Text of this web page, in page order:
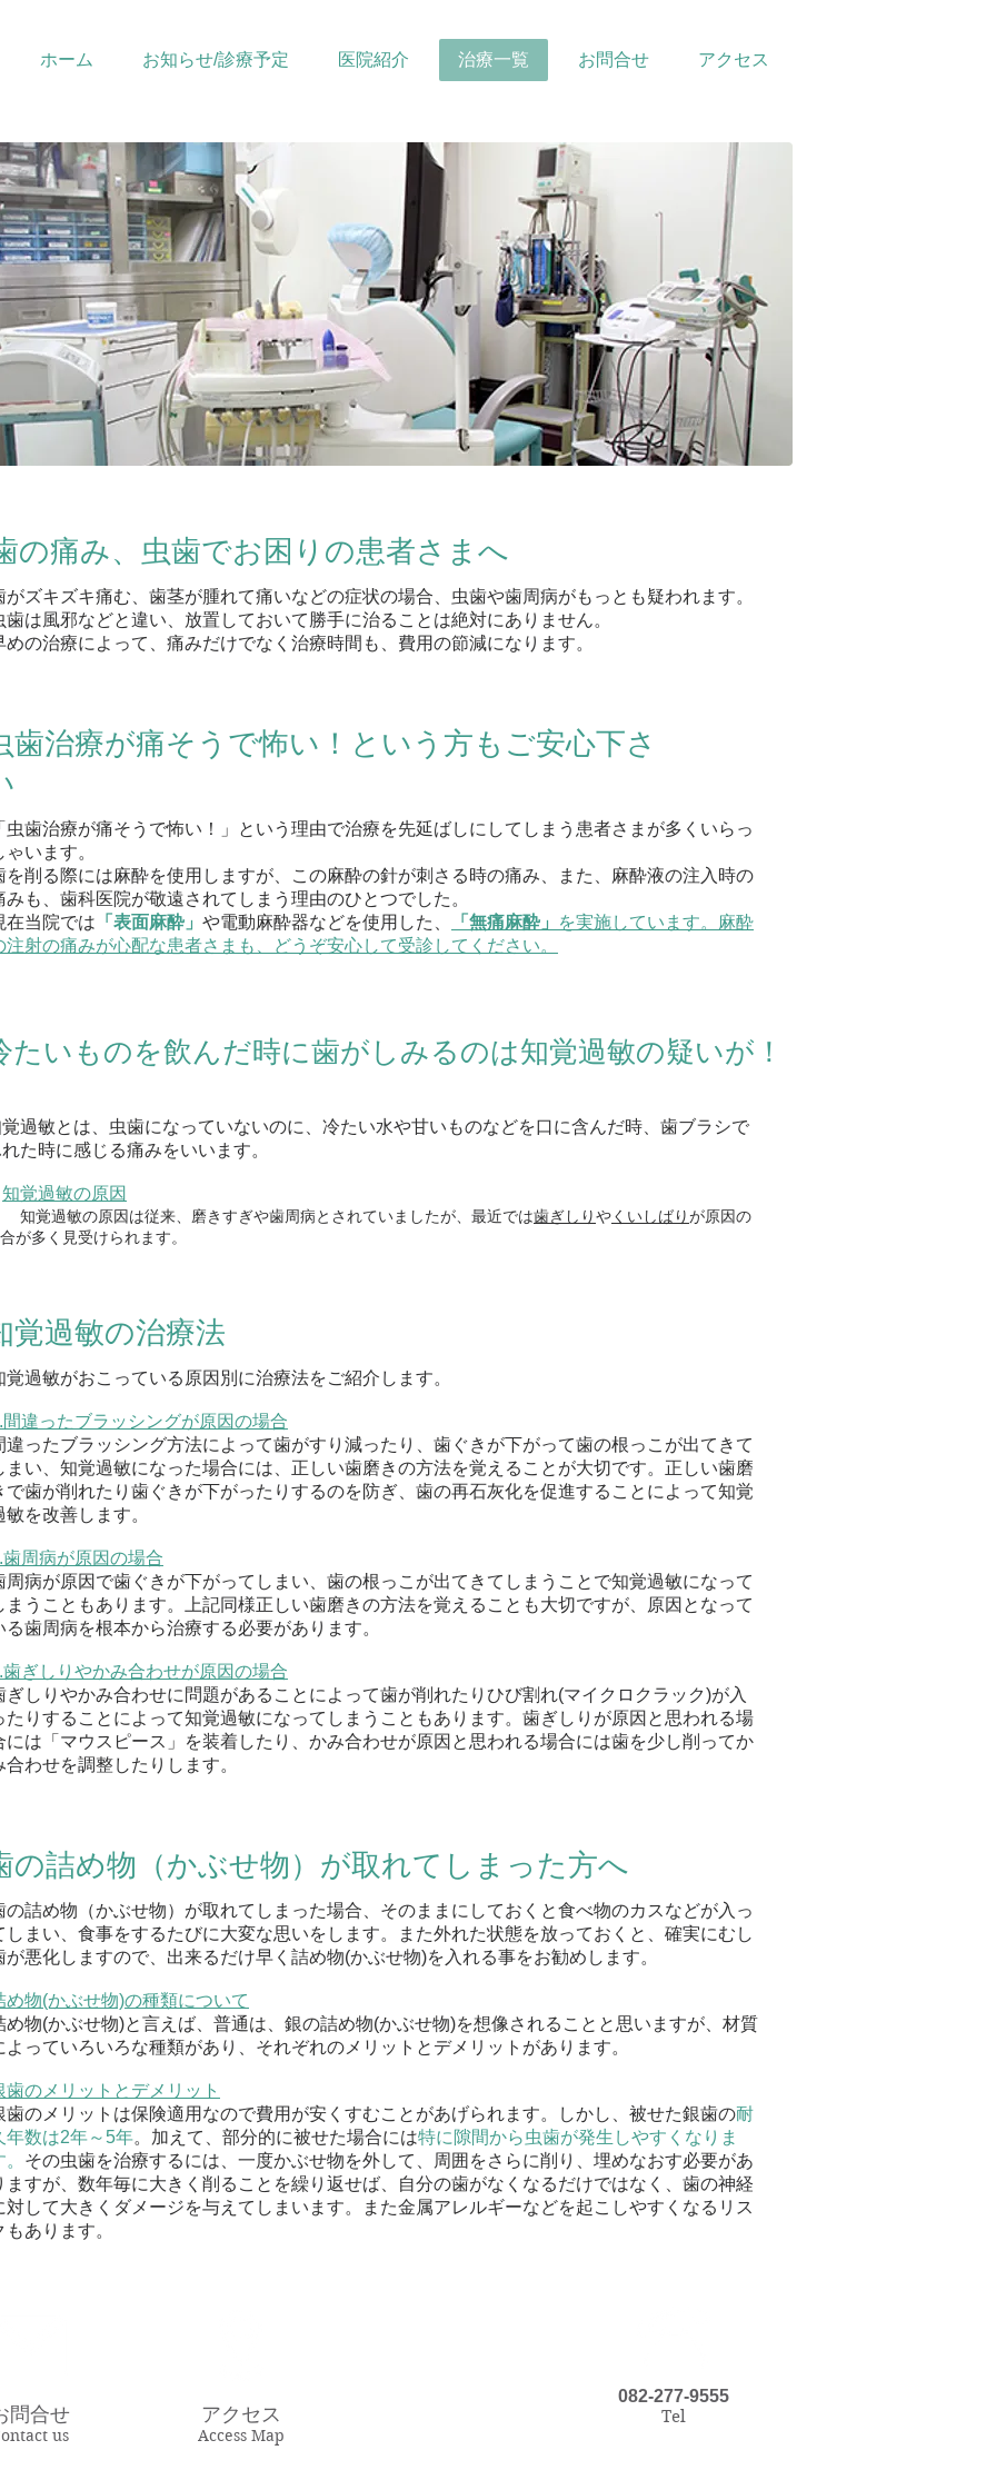
ホーム お知らせ/診療予定 医院紹介 治療一覧 お問合せ アクセス
の痛み、虫歯でお困りの患者さまへ
がズキズキ痛む、歯茎が腫れて痛いなどの症状の場合、虫歯や歯周病がもっとも疑われます。
歯は風邪などと違い、放置しておいて勝手に治ることは絶対にありません。
めの治療によって、痛みだけでなく治療時間も、費用の節減になります。
歯治療が痛そうで怖い！という方もご安心下さ
虫歯治療が痛そうで怖い！」という理由で治療を先延ばしにしてしまう患者さまが多くいらっ
ゃいます。
を削る際には麻酔を使用しますが、この麻酔の針が刺さる時の痛み、また、麻酔液の注入時の
みも、歯科医院が敬遠されてしまう理由のひとつでした。
在当院では 「表面麻酔」 や電動麻酔器などを使用した、 「無痛麻酔」
を実施しています。麻酔
注射の痛みが心配な患者さまも、どうぞ安心して受診してください。
たいものを飲んだ時に歯がしみるのは知覚過敏の疑いが！
過敏とは、虫歯になっていないのに、冷たい水や甘いものなどを口に含んだ時、歯ブラシで
た時に感じる痛みをいいます。
知覚過敏の原因
知覚過敏の原因は従来、磨きすぎや歯周病とされていましたが、最近では歯ぎしりやくいしばりが原因の
が多く見受けられます。
覚過敏の治療法
覚過敏がおこっている原因別に治療法をご紹介します。
間違ったブラッシングが原因の場合
違ったブラッシング方法によって歯がすり減ったり、歯ぐきが下がって歯の根っこが出てきて
まい、知覚過敏になった場合には、正しい歯磨きの方法を覚えることが大切です。正しい歯磨
で歯が削れたり歯ぐきが下がったりするのを防ぎ、歯の再石灰化を促進することによって知覚
敏を改善します。
歯周病が原因の場合
周病が原因で歯ぐきが下がってしまい、歯の根っこが出てきてしまうことで知覚過敏になって
まうこともあります。上記同様正しい歯磨きの方法を覚えることも大切ですが、原因となって
る歯周病を根本から治療する必要があります。
歯ぎしりやかみ合わせが原因の場合
ぎしりやかみ合わせに問題があることによって歯が削れたりひび割れ(マイクロクラック)が入
たりすることによって知覚過敏になってしまうこともあります。歯ぎしりが原因と思われる場
には「マウスピース」を装着したり、かみ合わせが原因と思われる場合には歯を少し削ってか
合わせを調整したりします。
の詰め物（かぶせ物）が取れてしまった方へ
の詰め物（かぶせ物）が取れてしまった場合、そのままにしておくと食べ物のカスなどが入っ
しまい、食事をするたびに大変な思いをします。また外れた状態を放っておくと、確実にむし
が悪化しますので、出来るだけ早く詰め物(かぶせ物)を入れる事をお勧めします。
め物(かぶせ物)の種類について
め物(かぶせ物)と言えば、普通は、銀の詰め物(かぶせ物)を想像されることと思いますが、材質
よっていろいろな種類があり、それぞれのメリットとデメリットがあります。
歯のメリットとデメリット
歯のメリットは保険適用なので費用が安くすむことがあげられます。しかし、被せた銀歯の耐
年数は2年～5年。加えて、部分的に被せた場合には特に隙間から虫歯が発生しやすくなりま
その虫歯を治療するには、一度かぶせ物を外して、周囲をさらに削り、埋めなおす必要があ
ますが、数年毎に大きく削ることを繰り返せば、自分の歯がなくなるだけではなく、歯の神経
対して大きくダメージを与えてしまいます。また金属アレルギーなどを起こしやすくなるリス
もあります。
問合せ
us
アクセス
Access Map
082-277-9555
Tel